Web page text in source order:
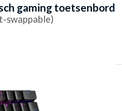
gaming toetsenbord
swappable)